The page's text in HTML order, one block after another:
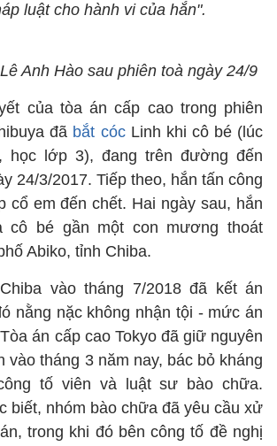
luật cho hành vi của hắn".
Anh Hào sau phiên toà ngày 24/9
của tòa án cấp cao trong phiên
đã bắt cócLinh khi cô bé (lúc
học lớp 3), đang trên đường đến
24/3/2017. Tiếp theo, hắn tấn công
cổ em đến chết. Hai ngày sau, hắn
cô bé gần một con mương thoát
Abiko, tỉnh Chiba.
vào tháng 7/2018 đã kết án
nằng nặc không nhận tội - mức án
án cấp cao Tokyo đã giữ nguyên
vào tháng 3 năm nay, bác bỏ kháng
tố viên và luật sư bào chữa.
biết, nhóm bào chữa đã yêu cầu xử
trong khi đó bên công tố đề nghị